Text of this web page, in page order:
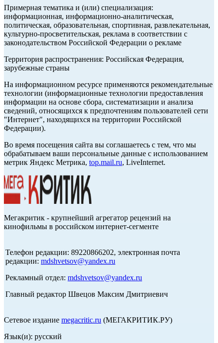
Примерная тематика и (или) специализация:
информационная, информационно-аналитическая,
политическая, образовательная, спортивная, развлекательная,
культурно-просветительская, реклама в соответствии с
законодательством Российской Федерации о рекламе
Территория распространения: Российская Федерация,
зарубежные страны
На информационном ресурсе применяются рекомендательные
технологии (информационные технологии предоставления
информации на основе сбора, систематизации и анализа
сведений, относящихся к предпочтениям пользователей сети
"Интернет", находящихся на территории Российской
Федерации).
Во время посещения сайта вы соглашаетесь с тем, что мы
обрабатываем ваши персональные данные с использованием
метрик Яндекс Метрика, top.mail.ru, LiveInternet.
Мегакритик - крупнейший агрегатор рецензий на
кинофильмы в российском интернет-сегменте
Телефон редакции: 89220866202, электронная почта
редакции: mdshvetsov@yandex.ru
Рекламный отдел: mdshvetsov@yandex.ru
Главный редактор Швецов Максим Дмитриевич
Сетевое издание megacritic.ru (МЕГАКРИТИК.РУ)
Язык(и): русский